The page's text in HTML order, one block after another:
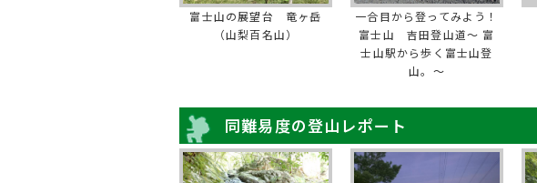
富士山の展望台 竜ヶ岳
（山梨百名山）
一合目から登ってみよう！
富士山 吉田登山道～ 富
士山駅から歩く富士山登
山。～
同難易度の登山レポート